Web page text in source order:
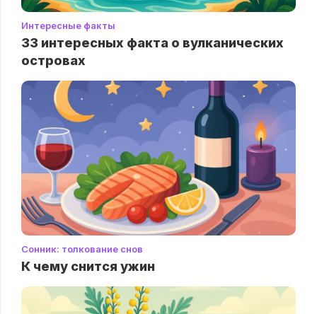
Интересные факты
33 интересных факта о вулканических
островах
Сонник: толкование снов
К чему снится ужин